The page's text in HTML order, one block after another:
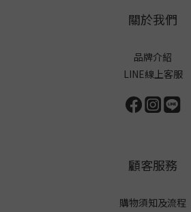
關於我們
品牌介紹
LINE線上客服
顧客服務
購物須知及流程